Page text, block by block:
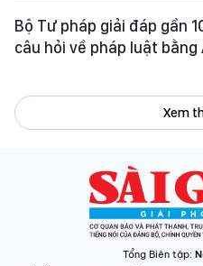
Bộ Tư pháp giải đáp gần
câu hỏi về pháp luật bằng
Xem
Tổng Biên tập: